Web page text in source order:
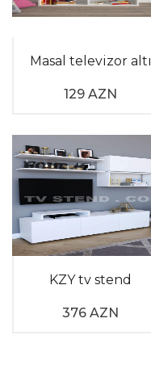
Masal televizor altı
129 AZN
KZY tv stend
376 AZN